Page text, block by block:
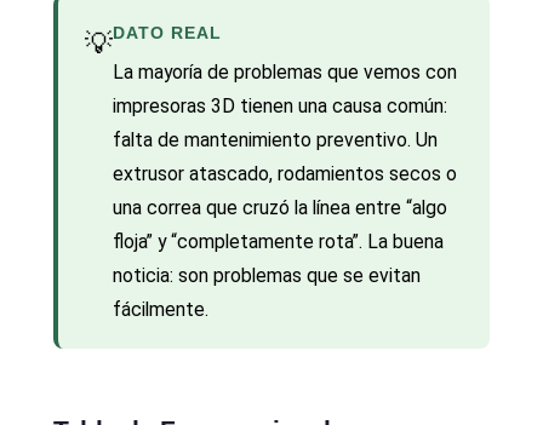
💡DATO REAL
La mayoría de problemas que vemos con
impresoras 3D tienen una causa común:
falta de mantenimiento preventivo. Un
extrusor atascado, rodamientos secos o
una correa que cruzó la línea entre “algo
floja” y “completamente rota”. La buena
noticia: son problemas que se evitan
fácilmente.